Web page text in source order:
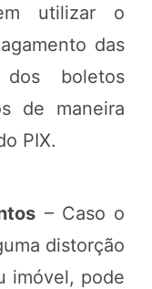
utilizar o
das
boletos
de maneira
PIX.
– Caso o
distorção
imóvel, pode